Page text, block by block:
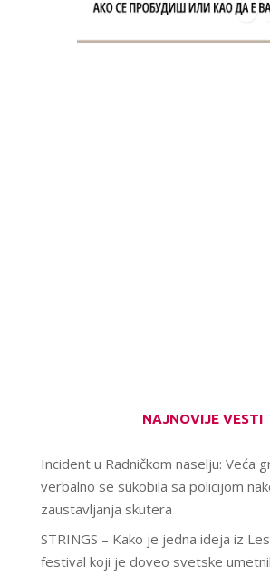
NAJNOVIJE VESTI
Incident u Radničkom naselju: Veća
verbalno se sukobila sa policijom
zaustavljanja skutera
STRINGS – Kako je jedna ideja iz
festival koji je doveo svetske